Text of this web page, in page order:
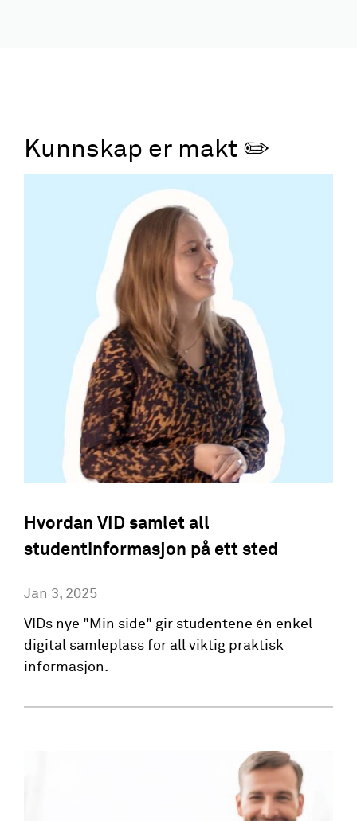
Kunnskap er makt ✏️
Hvordan VID samlet all
studentinformasjon på ett sted
Jan 3, 2025
VIDs nye "Min side" gir studentene én enkel
digital samleplass for all viktig praktisk
informasjon.